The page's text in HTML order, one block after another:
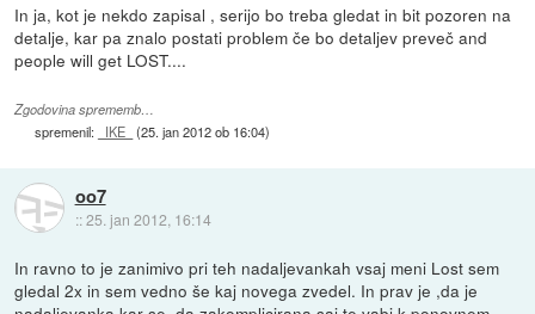
In ja, kot je nekdo zapisal , serijo bo treba gledat in bit pozoren na
detalje, kar pa znalo postati problem če bo detaljev preveč and
people will get LOST....
Zgodovina sprememb…
spremenil: _IKE_ (25. jan 2012 ob 16:04)
oo7
::25. jan 2012, 16:14
In ravno to je zanimivo pri teh nadaljevankah vsaj meni Lost sem
gledal 2x in sem vedno še kaj novega zvedel. In prav je ,da je